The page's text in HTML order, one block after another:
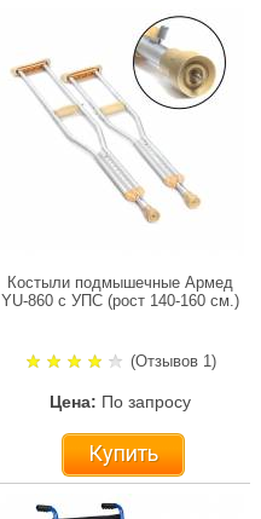
Костыли подмышечные Армед
YU-860 с УПС (рост 140-160 см.)
(Отзывов 1)
Цена: По запросу
Купить